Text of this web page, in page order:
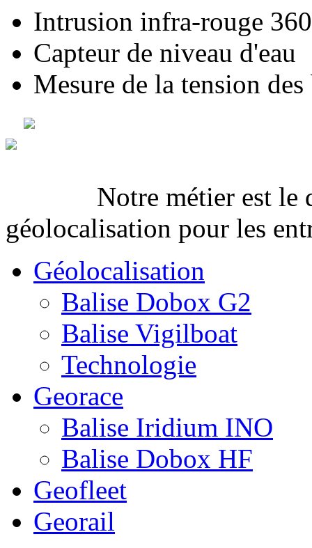
Intrusion infra-rouge
Capteur de niveau d'eau
Mesure de la tension des
Notre métier est le
géolocalisation pour les
Géolocalisation
Balise Dobox G2
Balise Vigilboat
Technologie
Georace
Balise Iridium INO
Balise Dobox HF
Geofleet
Georail